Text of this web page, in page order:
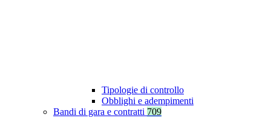
Tipologie di controllo
Obblighi e adempimenti
Bandi di gara e contratti 709